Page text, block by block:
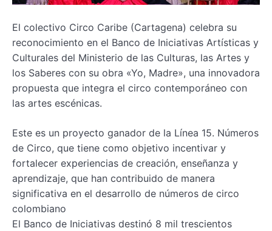
El colectivo Circo Caribe (Cartagena) celebra su
reconocimiento en el Banco de Iniciativas Artísticas y
Culturales del Ministerio de las Culturas, las Artes y
los Saberes con su obra «Yo, Madre», una innovadora
propuesta que integra el circo contemporáneo con
las artes escénicas.
Este es un proyecto ganador de la Línea 15. Números
de Circo, que tiene como objetivo incentivar y
fortalecer experiencias de creación, enseñanza y
aprendizaje, que han contribuido de manera
significativa en el desarrollo de números de circo
colombiano
El Banco de Iniciativas destinó 8 mil trescientos